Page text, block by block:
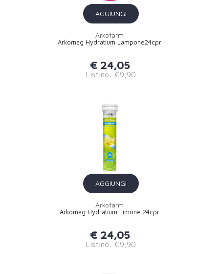
AGGIUNGI
Arkofarm
Arkomag Hydratium Lampone24cpr
€ 24,05
Listino: €9,90
AGGIUNGI
Arkofarm
Arkomag Hydratium Limone 24cpr
€ 24,05
Listino: €9,90